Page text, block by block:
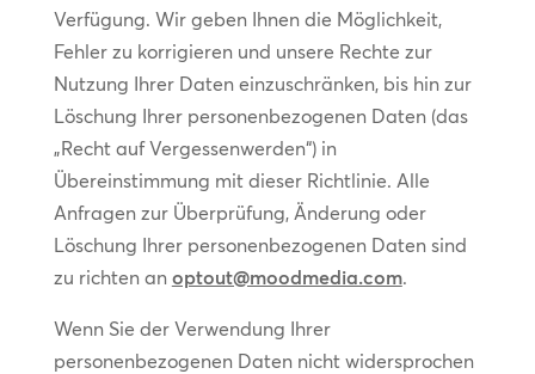
Verfügung. Wir geben Ihnen die Möglichkeit,
Fehler zu korrigieren und unsere Rechte zur
Nutzung Ihrer Daten einzuschränken, bis hin zur
Löschung Ihrer personenbezogenen Daten (das
„Recht auf Vergessenwerden“) in
Übereinstimmung mit dieser Richtlinie. Alle
Anfragen zur Überprüfung, Änderung oder
Löschung Ihrer personenbezogenen Daten sind
zu richten an optout@moodmedia.com.
Wenn Sie der Verwendung Ihrer
personenbezogenen Daten nicht widersprochen